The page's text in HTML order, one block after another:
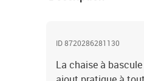
ID 8720286281130
La chaise à